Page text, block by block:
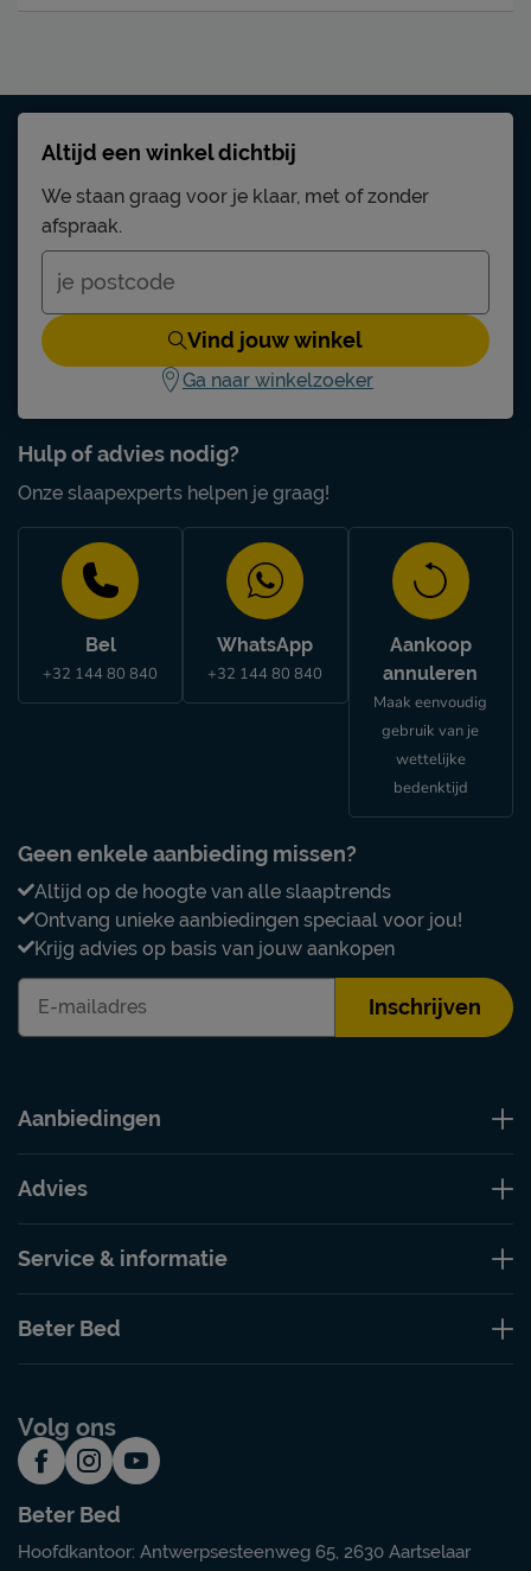
Hulp of advies nodig?
Onze slaapexperts helpen je graag!
Bel
+32 144 80 840
WhatsApp
+32 144 80 840
Aankoop
annuleren
Maak eenvoudig
gebruik van je
wettelijke
bedenktijd
Geen enkele aanbieding missen?
Altijd op de hoogte van alle slaaptrends
Ontvang unieke aanbiedingen speciaal voor jou!
Krijg advies op basis van jouw aankopen
Inschrijven
Altijd een winkel dichtbij
We staan graag voor je klaar, met of zonder
afspraak.
Vind jouw winkel
Ga naar winkelzoeker
Aanbiedingen
Advies
Service & informatie
Beter Bed
Volg ons
Beter Bed
Hoofdkantoor: Antwerpsesteenweg 65, 2630 Aartselaar